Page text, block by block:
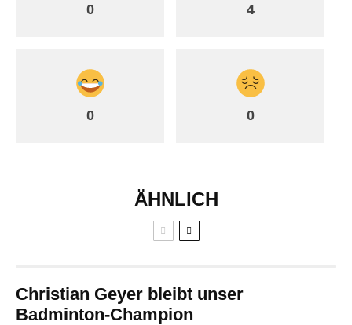
0 4
0 0
ÄHNLICH
Christian Geyer bleibt unser
Badminton-Champion